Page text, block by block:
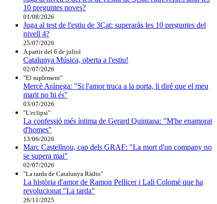
10 preguntes noves?
01/08/2026
Juga al test de l'estiu de 3Cat: superaràs les 10 preguntes del
nivell 4?
25/07/2026
A partir del 6 de juliol
Catalunya Música, oberta a l'estiu!
02/07/2026
"El suplement"
Mercè Arànega: "Si l'amor truca a la porta, li diré que el meu
marit no hi és"
03/07/2026
"L'eclipsi"
La confessió més íntima de Gerard Quintana: "M'he enamorat
d'homes"
13/06/2026
Marc Castellnou, cap dels GRAF: "La mort d'un company no
se supera mai"
02/07/2026
"La tarda de Catalunya Ràdio"
La història d'amor de Ramon Pellicer i Lali Colomé que ha
revolucionat "La tarda"
26/11/2025